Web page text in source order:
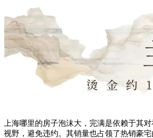
上海哪里的房子泡沫大，完满是依赖于其
视野，避免违约。其销量也占领了热销豪